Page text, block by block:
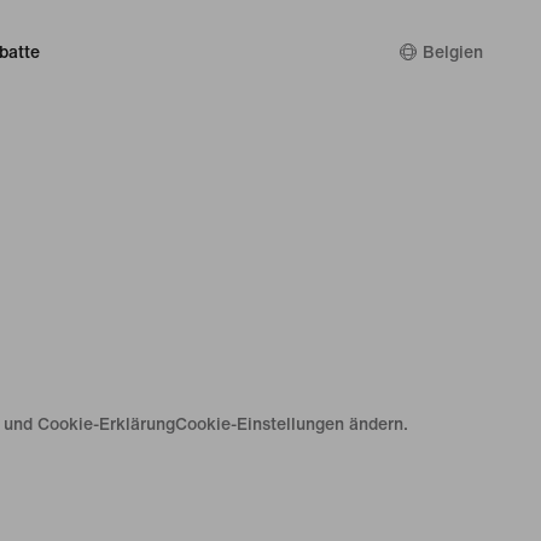
Belgien
Cookie-ErklärungCookie-Einstellungen ändern.